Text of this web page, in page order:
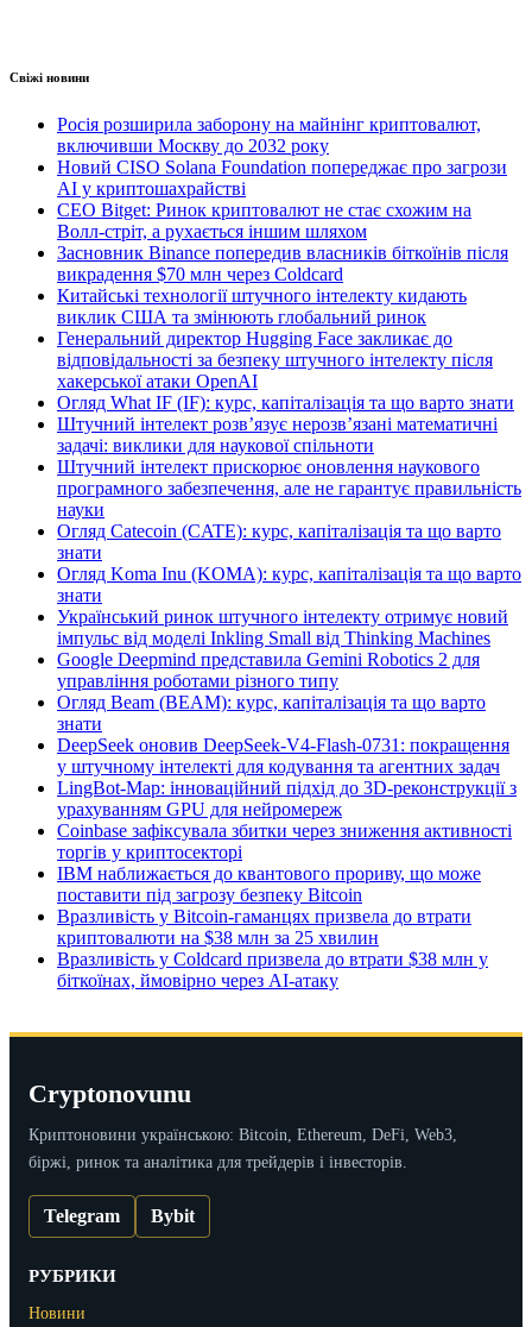
Свіжі новини
Росія розширила заборону на майнінг криптовалют,
включивши Москву до 2032 року
Новий CISO Solana Foundation попереджає про загрози
AI у криптошахрайстві
CEO Bitget: Ринок криптовалют не стає схожим на
Волл-стріт, а рухається іншим шляхом
Засновник Binance попередив власників біткоїнів після
викрадення $70 млн через Coldcard
Китайські технології штучного інтелекту кидають
виклик США та змінюють глобальний ринок
Генеральний директор Hugging Face закликає до
відповідальності за безпеку штучного інтелекту після
хакерської атаки OpenAI
Огляд What IF (IF): курс, капіталізація та що варто знати
Штучний інтелект розв’язує нерозв’язані математичні
задачі: виклики для наукової спільноти
Штучний інтелект прискорює оновлення наукового
програмного забезпечення, але не гарантує правильність
науки
Огляд Catecoin (CATE): курс, капіталізація та що варто
знати
Огляд Koma Inu (KOMA): курс, капіталізація та що варто
знати
Український ринок штучного інтелекту отримує новий
імпульс від моделі Inkling Small від Thinking Machines
Google Deepmind представила Gemini Robotics 2 для
управління роботами різного типу
Огляд Beam (BEAM): курс, капіталізація та що варто
знати
DeepSeek оновив DeepSeek-V4-Flash-0731: покращення
у штучному інтелекті для кодування та агентних задач
LingBot-Map: інноваційний підхід до 3D-реконструкції з
урахуванням GPU для нейромереж
Coinbase зафіксувала збитки через зниження активності
торгів у криптосекторі
IBM наближається до квантового прориву, що може
поставити під загрозу безпеку Bitcoin
Вразливість у Bitcoin-гаманцях призвела до втрати
криптовалюти на $38 млн за 25 хвилин
Вразливість у Coldcard призвела до втрати $38 млн у
біткоїнах, ймовірно через AI-атаку
Cryptonovunu
Криптоновини українською: Bitcoin, Ethereum, DeFi, Web3,
біржі, ринок та аналітика для трейдерів і інвесторів.
Telegram Bybit
РУБРИКИ
Новини